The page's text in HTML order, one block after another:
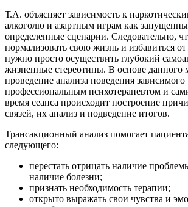
Т.А. объясняет зависимость к
алкоголю и азартным играм как
определенные сценарии. Следовательно,
нормализовать свою жизнь и избавиться
нужно просто осуществить глубокий
жизненные стереотипы. В основе данного
проведение анализа поведения зависимого
профессиональным психотерапевтом и
время сеанса происходит построение
связей, их анализ и подведение итогов.
Трансакционный анализ помогает
следующего:
перестать отрицать наличие
наличие болезни;
признать необходимость терапии;
открыто выражать свои чувства и